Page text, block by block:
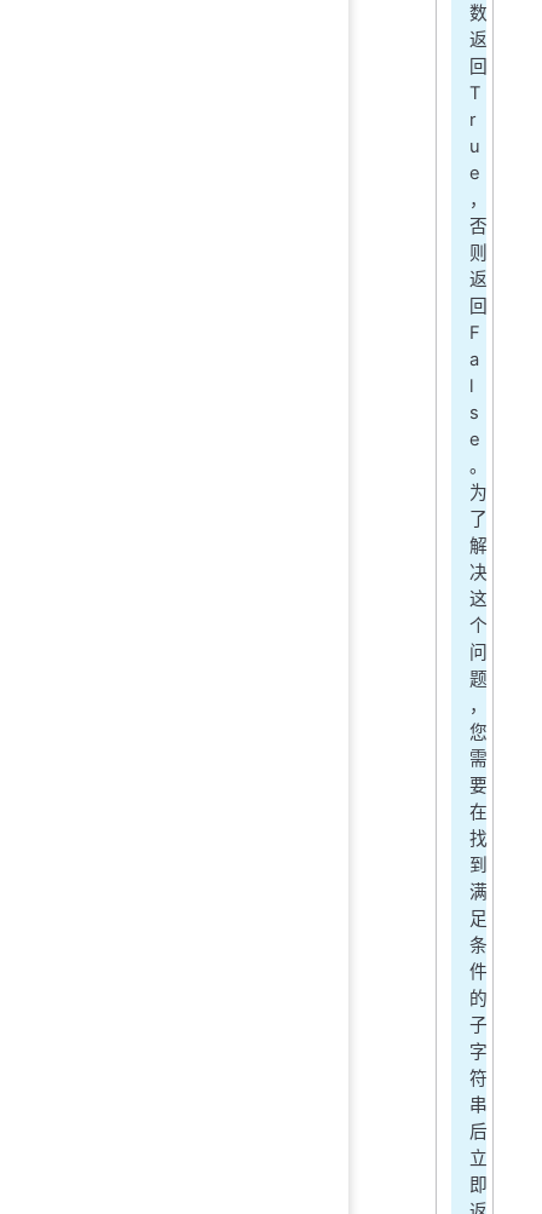
数
返
回
T
r
u
e
，
否
则
返
回
F
a
l
s
e
。
为
了
解
决
这
个
问
题
，
您
需
要
在
找
到
满
足
条
件
的
子
字
符
串
后
立
即